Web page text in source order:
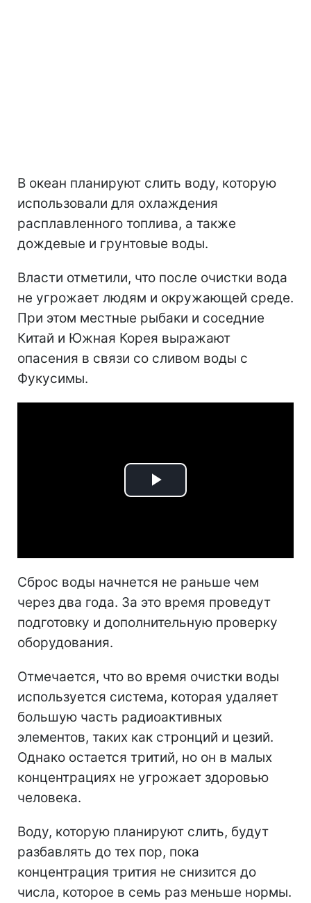
В океан планируют слить воду, которую
использовали для охлаждения
расплавленного топлива, а также
дождевые и грунтовые воды.
Власти отметили, что после очистки вода
не угрожает людям и окружающей среде.
При этом местные рыбаки и соседние
Китай и Южная Корея выражают
опасения в связи со сливом воды с
Фукусимы.
Play
Сброс воды начнется не раньше чем
через два года. За это время проведут
подготовку и дополнительную проверку
оборудования.
Отмечается, что во время очистки воды
используется система, которая удаляет
большую часть радиоактивных
элементов, таких как стронций и цезий.
Однако остается тритий, но он в малых
концентрациях не угрожает здоровью
человека.
Воду, которую планируют слить, будут
разбавлять до тех пор, пока
концентрация трития не снизится до
числа, которое в семь раз меньше нормы.